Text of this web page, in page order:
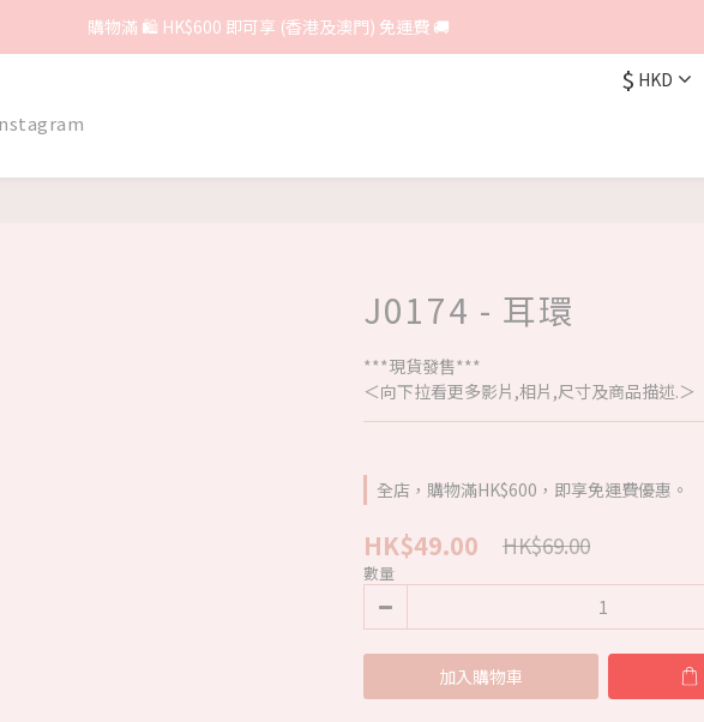
購物滿 🛍 HK$600 即可享 (香港及澳門) 免運費 🚚
$ HKD
J0174 - 耳環
***現貨發售***
＜向下拉看更多影片,相片,尺寸及商品描述.＞
全店，購物滿HK$600，即享免運費優惠。
HK$49.00 HK$69.00
數量
加入購物車